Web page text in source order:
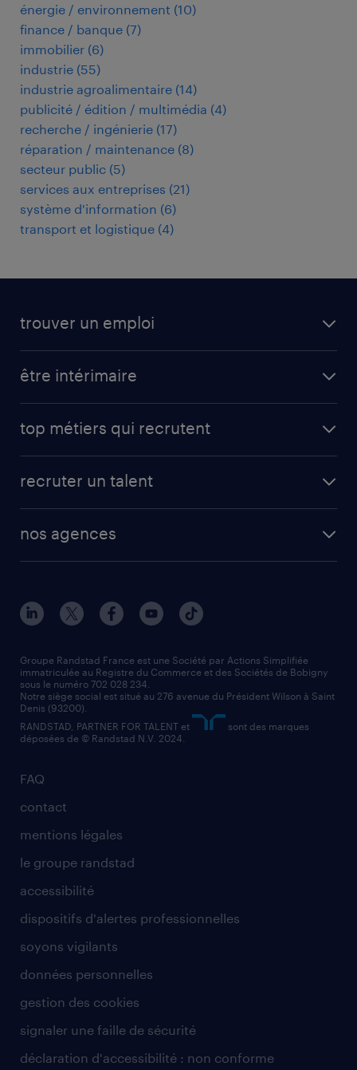
énergie / environnement (10)
finance / banque (7)
immobilier (6)
industrie (55)
industrie agroalimentaire (14)
publicité / édition / multimédia (4)
recherche / ingénierie (17)
réparation / maintenance (8)
secteur public (5)
services aux entreprises (21)
système d'information (6)
transport et logistique (4)
trouver un emploi
créer un compte candidat
être intérimaire
app talent / portail web
top métiers qui recrutent
manutentionnaire
assistant administratif
comptable
recruter un talent
solutions opérationnelles
contact entreprise
faq intérim / recrutement
nos agences
nos agences par ville
nos agences par région
nos cabinets de recrutement
FAQ
contact
mentions légales
le groupe randstad
accessibilité
dispositifs d'alertes professionnelles
soyons vigilants
données personnelles
gestion des cookies
signaler une faille de sécurité
déclaration d'accessibilité : non conforme
Groupe Randstad France est une Société par Actions Simplifiée
immatriculée au Registre du Commerce et des Sociétés de Bobigny
sous le numéro 702 028 234.
Notre siège social est situé au 276 avenue du Président Wilson à Saint
Denis (93200).
RANDSTAD, PARTNER FOR TALENT et
sont des marques
déposées de © Randstad N.V. 2024.